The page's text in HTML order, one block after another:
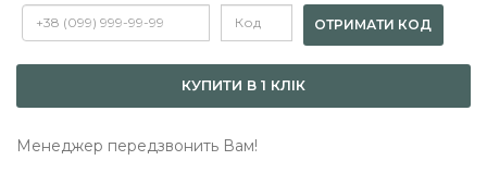
ОТРИМАТИ КОД
КУПИТИ В 1 КЛІК
Менеджер передзвонить Вам!